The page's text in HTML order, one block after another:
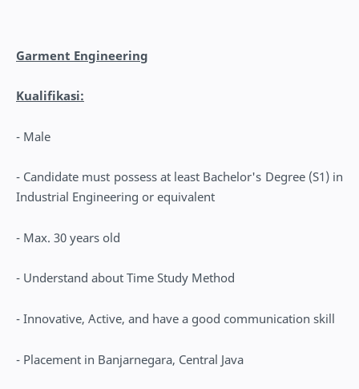
Garment Engineering
Kualifikasi:
- Male
- Candidate must possess at least Bachelor's Degree (S1) in
Industrial Engineering or equivalent
- Max. 30 years old
- Understand about Time Study Method
- Innovative, Active, and have a good communication skill
- Placement in Banjarnegara, Central Java